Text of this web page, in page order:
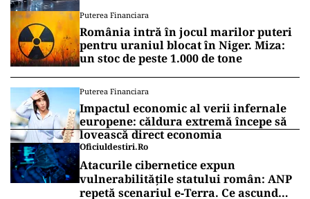
Puterea Financiara
România intră în jocul marilor puteri
pentru uraniul blocat în Niger. Miza:
un stoc de peste 1.000 de tone
Puterea Financiara
Impactul economic al verii infernale
europene: căldura extremă începe să
lovească direct economia
Oficiuldestiri.ro
Atacurile cibernetice expun
vulnerabilitățile statului român: ANP
repetă scenariul e‑Terra. Ce ascund